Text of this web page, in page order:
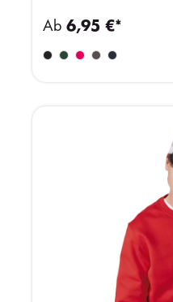
Ab 6,95 €*